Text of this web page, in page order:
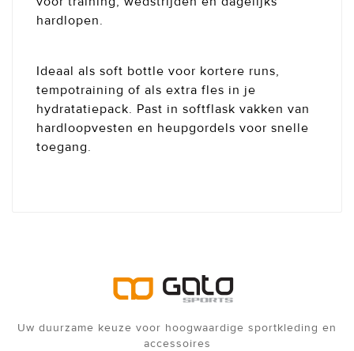
hardlopen.
Ideaal als soft bottle voor kortere runs,
tempotraining of als extra fles in je
hydratatiepack. Past in softflask vakken van
hardloopvesten en heupgordels voor snelle
toegang.
Uw duurzame keuze voor hoogwaardige sportkleding en
accessoires